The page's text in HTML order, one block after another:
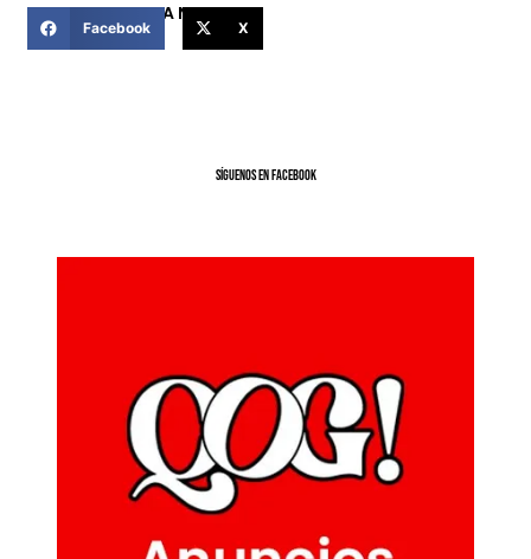
COMPARTIR ESTA NOTICIA
Facebook X
SíGUENOS EN FACEBOOK